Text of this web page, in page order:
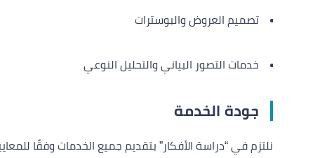
تصميم العروض والبوسترات
خدمات التصور البياني والتحليل النوعي
جودة الخدمة
نلتزم في “دراسة الأفكار” بتقديم جميع الخدمات وفقًا